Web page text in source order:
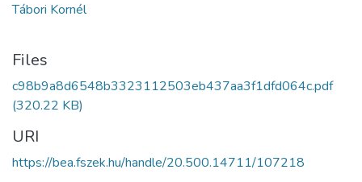
Tábori Kornél
Files
c98b9a8d6548b3323112503eb437aa3f1dfd064c.pdf
(320.22 KB)
URI
https://bea.fszek.hu/handle/20.500.14711/107218